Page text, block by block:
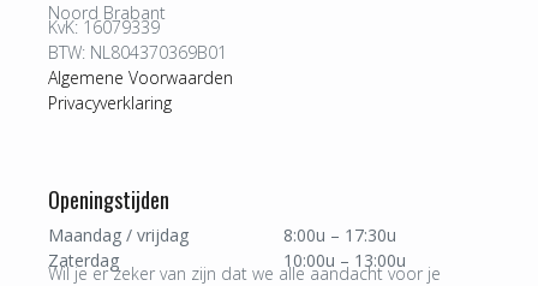
Noord Brabant
KvK: 16079339
BTW: NL804370369B01
Algemene Voorwaarden
Privacyverklaring
Openingstijden
Maandag / vrijdag
8:00u – 17:30u
Zaterdag
10:00u – 13:00u
Wil je er zeker van zijn dat we alle aandacht voor je